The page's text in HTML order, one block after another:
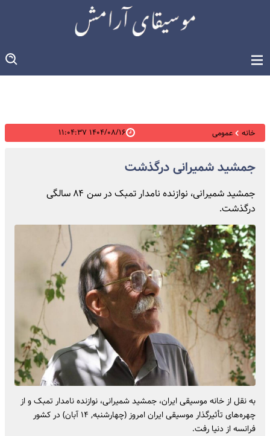
خانه عمومی ۱۴۰۴/۰۸/۱۶ ۱۱:۰۴:۳۷
جمشید شمیرانی درگذشت
جمشید شمیرانی، نوازنده نامدار تمبک در سن ۸۴ سالگی
درگذشت.
به نقل از خانه موسیقی ایران، جمشید شمیرانی، نوازنده نامدار تمبک و از
چهره‌های تأثیرگذار موسیقی ایران امروز (چهارشنبه, ۱۴ آبان) در کشور
فرانسه از دنیا رفت.